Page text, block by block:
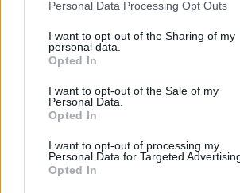
Personal Data Processing Opt Outs
I want to opt-out of the Sharing of my
personal data.
Opted In
I want to opt-out of the Sale of my
Personal Data.
Opted In
I want to opt-out of processing my
Personal Data for Targeted
Opted In
Από τις 28 Αυγούστου η ψηφιακή
Κάρτας Αγρότη μέσω της ΕΑΕ 2026
06/08/2026 - 16:51
Eurobank: Εξελίξεις και προοπτικές
πετρελαίου και φυσικού αερίου στην
Οι ελληνικές scale-ups επιχειρήσεις